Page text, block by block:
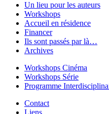
Un lieu pour les auteurs
Workshops
Accueil en résidence
Financer
Ils sont passés par là…
Archives
Workshops Cinéma
Workshops Série
Programme
Contact